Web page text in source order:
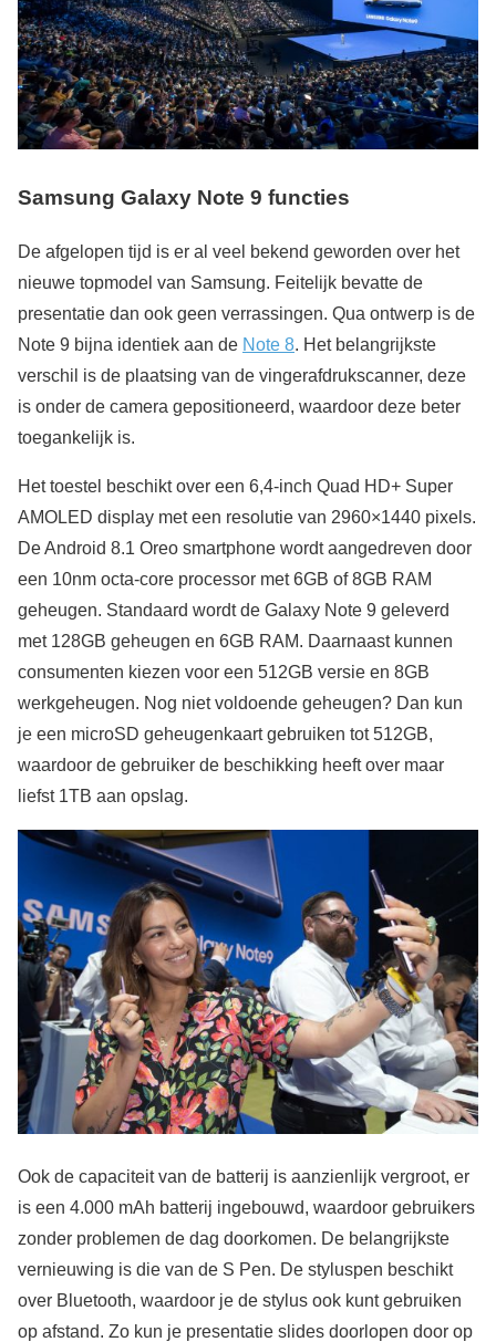
Samsung Galaxy Note 9 functies
De afgelopen tijd is er al veel bekend geworden over het
nieuwe topmodel van Samsung. Feitelijk bevatte de
presentatie dan ook geen verrassingen. Qua ontwerp is de
Note 9 bijna identiek aan de Note 8. Het belangrijkste
verschil is de plaatsing van de vingerafdrukscanner, deze
is onder de camera gepositioneerd, waardoor deze beter
toegankelijk is.
Het toestel beschikt over een 6,4-inch Quad HD+ Super
AMOLED display met een resolutie van 2960×1440 pixels.
De Android 8.1 Oreo smartphone wordt aangedreven door
een 10nm octa-core processor met 6GB of 8GB RAM
geheugen. Standaard wordt de Galaxy Note 9 geleverd
met 128GB geheugen en 6GB RAM. Daarnaast kunnen
consumenten kiezen voor een 512GB versie en 8GB
werkgeheugen. Nog niet voldoende geheugen? Dan kun
je een microSD geheugenkaart gebruiken tot 512GB,
waardoor de gebruiker de beschikking heeft over maar
liefst 1TB aan opslag.
Ook de capaciteit van de batterij is aanzienlijk vergroot, er
is een 4.000 mAh batterij ingebouwd, waardoor gebruikers
zonder problemen de dag doorkomen. De belangrijkste
vernieuwing is die van de S Pen. De styluspen beschikt
over Bluetooth, waardoor je de stylus ook kunt gebruiken
op afstand. Zo kun je presentatie slides doorlopen door op